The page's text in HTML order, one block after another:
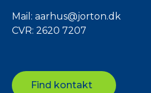
Mail: aarhus@jorton.dk
CVR: 2620 7207
Find kontakt